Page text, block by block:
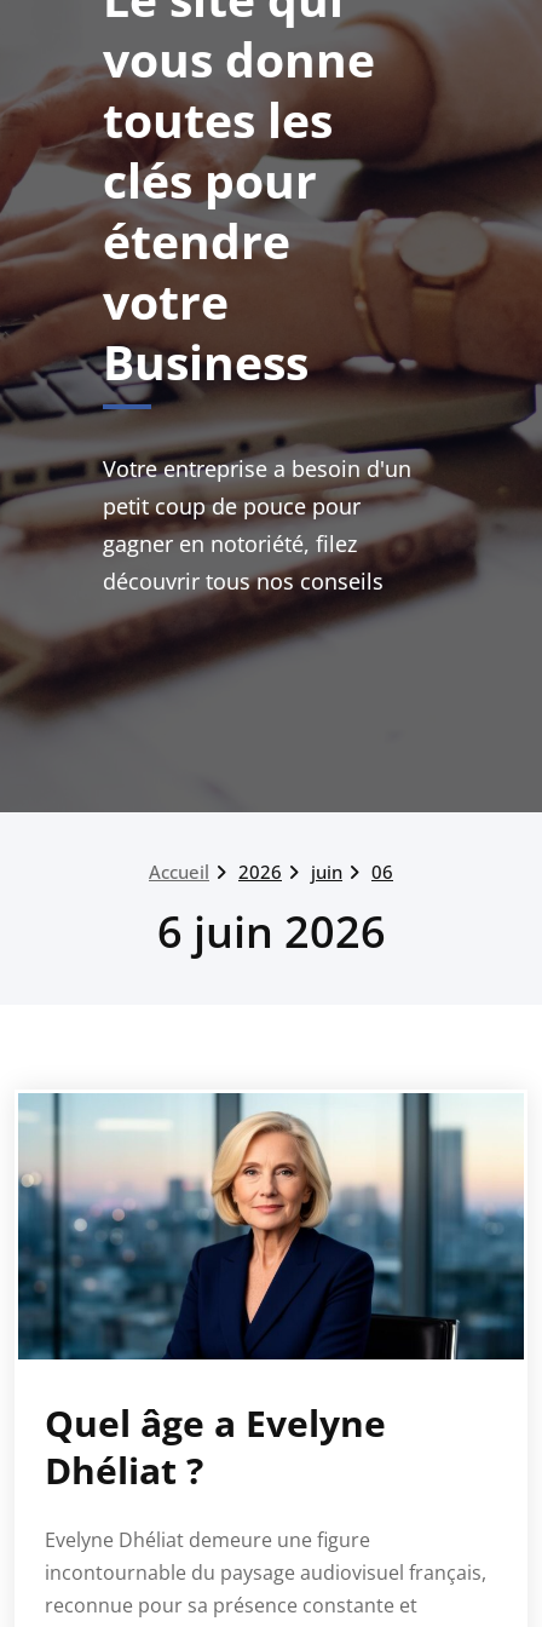
vous donne
toutes les
clés pour
étendre
votre
Business
Votre entreprise a besoin d'un
petit coup de pouce pour
gagner en notoriété, filez
découvrir tous nos conseils
Accueil 2026 juin 06
6 juin 2026
Quel âge a Evelyne
Dhéliat ?
Evelyne Dhéliat demeure une figure
incontournable du paysage audiovisuel français,
reconnue pour sa présence constante et